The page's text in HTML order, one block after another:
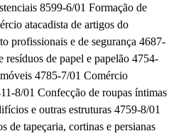
8599-6/01 Formação de
atacadista de artigos do
profissionais e de segurança 4687-
resíduos de papel e papelão 4754-
4785-7/01 Comércio
8/01 Confecção de roupas íntimas
e outras estruturas 4759-8/01
de tapeçaria, cortinas e persianas